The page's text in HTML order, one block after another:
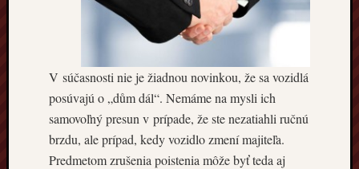
V súčasnosti nie je žiadnou novinkou, že sa vozidlá
posúvajú o „dům dál“. Nemáme na mysli ich
samovoľný presun v prípade, že ste nezatiahli ručnú
brzdu, ale prípad, kedy vozidlo zmení majiteľa.
Predmetom zrušenia poistenia môže byť teda aj